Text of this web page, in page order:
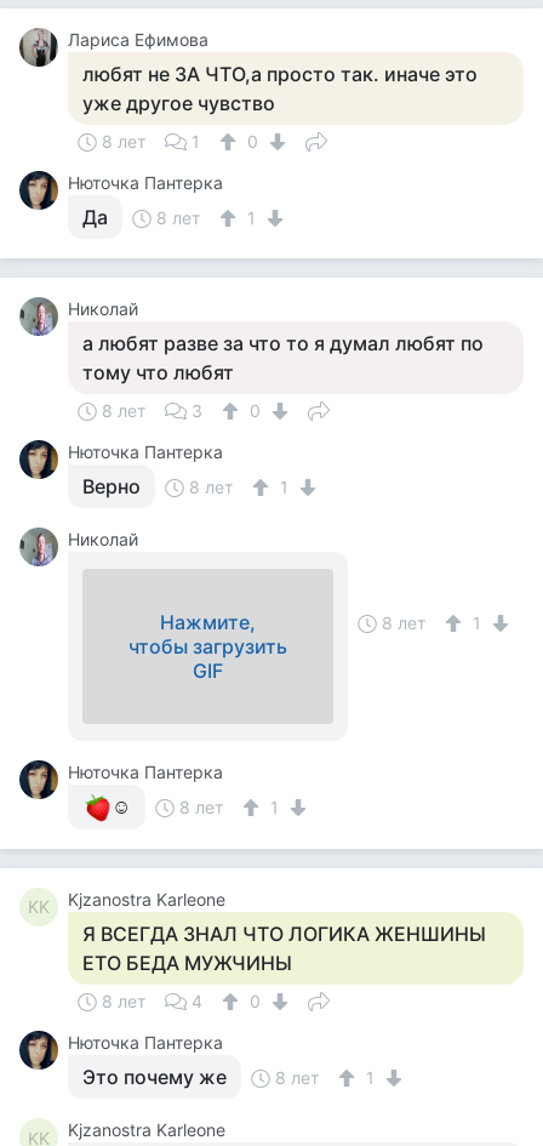
Лариса Ефимова
любят не ЗА ЧТО,а просто так. иначе это
уже другое чувство
8 лет 1
0
Нюточка Пантерка
Да 8 лет 1
Николай
а любят разве за что то я думал любят по
тому что любят
8 лет 3
0
Нюточка Пантерка
Верно 8 лет 1
Николай
Нажмите,
чтобы загрузить
GIF
8 лет 1
Нюточка Пантерка
☺ 8 лет 1
KK Kjzanostra Karleone
Я ВСЕГДА ЗНАЛ ЧТО ЛОГИКА ЖЕНШИНЫ
ЕТО БЕДА МУЖЧИНЫ
8 лет 4
0
Нюточка Пантерка
Это почему же 8 лет 1
KK Kjzanostra Karleone